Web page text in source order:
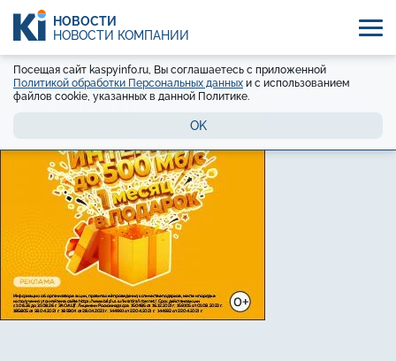
НОВОСТИ
НОВОСТИ КОМПАНИЙ
Посещая сайт kaspyinfo.ru, Вы соглашаетесь с приложенной
Политикой обработки Персональных данных и с использованием
файлов cookie, указанных в данной Политике.
OK